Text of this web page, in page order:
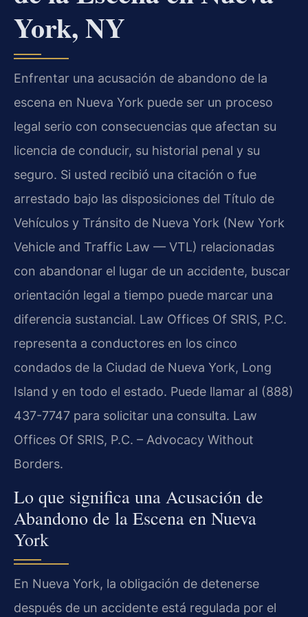
York, NY
Enfrentar una acusación de abandono de la
escena en Nueva York puede ser un proceso
legal serio con consecuencias que afectan su
licencia de conducir, su historial penal y su
seguro. Si usted recibió una citación o fue
arrestado bajo las disposiciones del Título de
Vehículos y Tránsito de Nueva York (New York
Vehicle and Traffic Law — VTL) relacionadas
con abandonar el lugar de un accidente, buscar
orientación legal a tiempo puede marcar una
diferencia sustancial. Law Offices Of SRIS, P.C.
representa a conductores en los cinco
condados de la Ciudad de Nueva York, Long
Island y en todo el estado. Puede llamar al (888)
437-7747 para solicitar una consulta. Law
Offices Of SRIS, P.C. – Advocacy Without
Borders.
Lo que significa una Acusación de
Abandono de la Escena en Nueva
York
En Nueva York, la obligación de detenerse
después de un accidente está regulada por el